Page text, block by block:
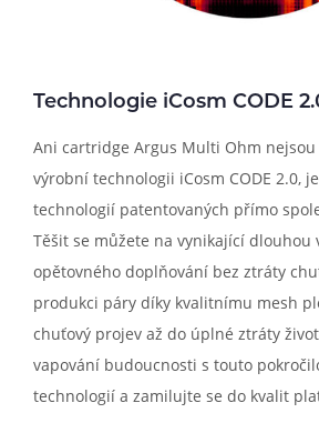
Technologie iCosm CODE
Ani cartridge Argus Multi Ohm nejsou
výrobní technologii iCosm CODE 2.0,
technologií patentovaných přímo
Těšit se můžete na vynikající dlouhou
opětovného doplňování bez ztráty
produkci páry díky kvalitnímu mesh
chuťový projev až do úplné ztráty
vapování budoucnosti s touto
technologií a zamilujte se do kvalit